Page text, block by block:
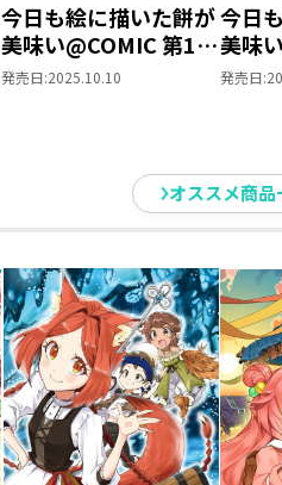
今日も絵に描いた餅が
美味い@COMIC 第11
巻
発売日:2025.10.10
今日
美味
巻
発売日:
オススメ商品